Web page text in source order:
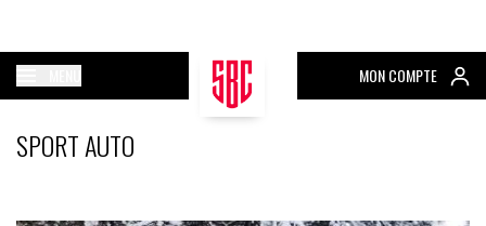
MON COMPTE
SPORT AUTO